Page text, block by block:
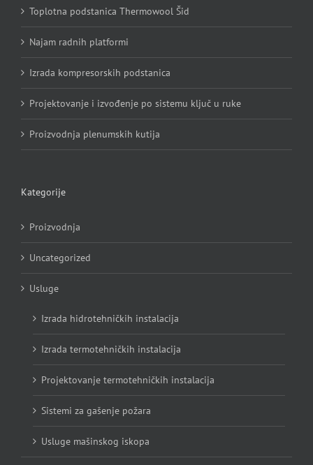
Toplotna podstanica Thermowool Šid
Najam radnih platformi
Izrada kompresorskih podstanica
Projektovanje i izvođenje po sistemu ključ u ruke
Proizvodnja plenumskih kutija
Kategorije
Proizvodnja
Uncategorized
Usluge
Izrada hidrotehničkih instalacija
Izrada termotehničkih instalacija
Projektovanje termotehničkih instalacija
Sistemi za gašenje požara
Usluge mašinskog iskopa